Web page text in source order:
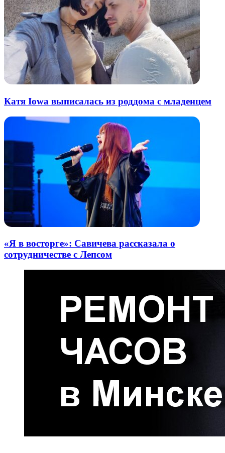
Катя Iowa выписалась из роддома с младенцем
«Я в восторге»: Савичева рассказала о
сотрудничестве с Лепсом